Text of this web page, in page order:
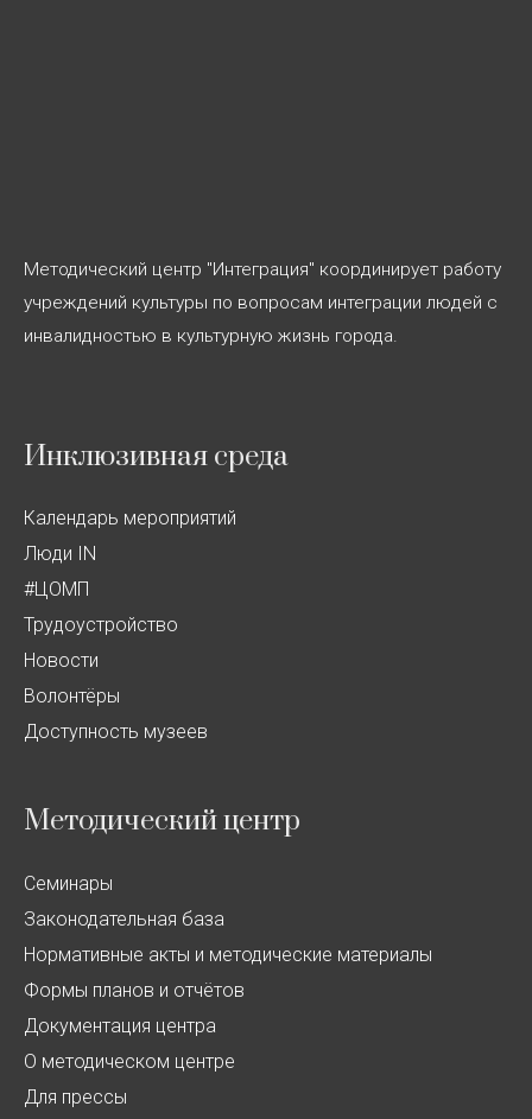
Методический центр "Интеграция" координирует работу
учреждений культуры по вопросам интеграции людей с
инвалидностью в культурную жизнь города.
Инклюзивная среда
Календарь мероприятий
Люди IN
#ЦОМП
Трудоустройство
Новости
Волонтёры
Доступность музеев
Методический центр
Семинары
Законодательная база
Нормативные акты и методические материалы
Формы планов и отчётов
Документация центра
О методическом центре
Для прессы